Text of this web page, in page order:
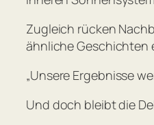
Zugleich rücken
ähnliche Geschichten
„Unsere Ergebnisse
Und doch bleibt die